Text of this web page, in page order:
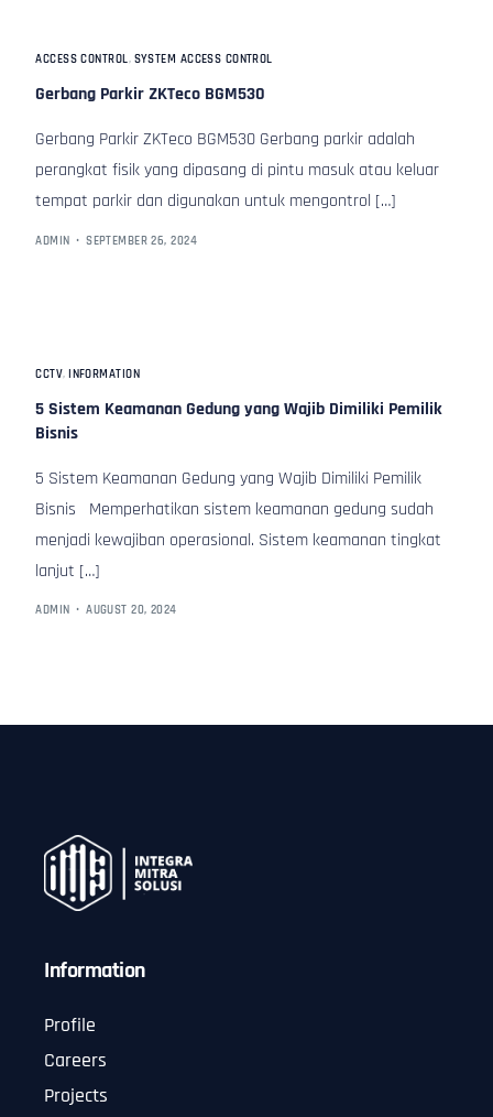
ACCESS CONTROL, SYSTEM ACCESS CONTROL
Gerbang Parkir ZKTeco BGM530
Gerbang Parkir ZKTeco BGM530 Gerbang parkir adalah
perangkat fisik yang dipasang di pintu masuk atau keluar
tempat parkir dan digunakan untuk mengontrol […]
ADMIN SEPTEMBER 26, 2024
CCTV,INFORMATION
5 Sistem Keamanan Gedung yang Wajib Dimiliki Pemilik
Bisnis
5 Sistem Keamanan Gedung yang Wajib Dimiliki Pemilik
Bisnis Memperhatikan sistem keamanan gedung sudah
menjadi kewajiban operasional. Sistem keamanan tingkat
lanjut […]
ADMIN AUGUST 20, 2024
Information
Profile
Careers
Projects